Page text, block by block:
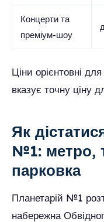
Концерти та
преміум-шоу
Ціни орієнтовні
вказує точну ціну
Як
№1: метро,
парковка
Планетарій №1
набережна